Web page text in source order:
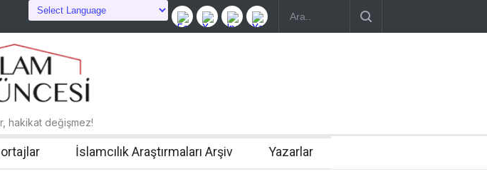
hakikat değişmez!
İslamcılık Araştırmaları Arşiv Yazarlar